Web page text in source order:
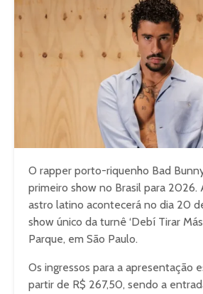
O rapper porto-riquenho Bad
primeiro show no Brasil para 2026.
astro latino acontecerá no dia 20
show único da turnê ‘Debí Tirar
Parque, em São Paulo.
Os ingressos para a apresentação
partir de R$ 267,50, sendo a